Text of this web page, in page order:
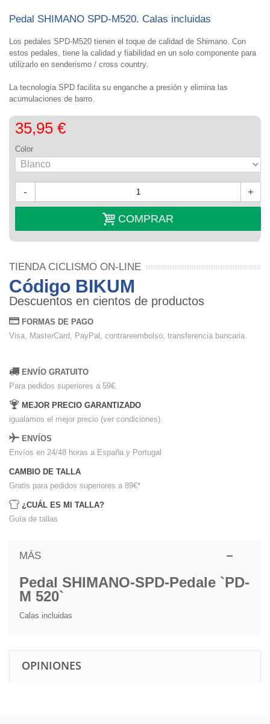
Pedal SHIMANO SPD-M520. Calas incluidas
Los pedales SPD-M520 tienen el toque de calidad de Shimano. Con
estos pedales, tiene la calidad y fiabilidad en un solo componente para
utilizarlo en senderismo / cross country.
La tecnología SPD facilita su enganche a presión y elimina las
acumulaciones de barro.
35,95 €
Color
- +
COMPRAR
TIENDA CICLISMO ON-LINE
Código BIKUM
Descuentos en cientos de productos
FORMAS DE PAGO
Visa, MasterCard, PayPal, contrareembolso, transferencia bancaria.
ENVÍO GRATUITO
Para pedidos superiores a 59€.
MEJOR PRECIO GARANTIZADO
igualamos el mejor precio (ver condiciones).
ENVÍOS
Envíos en 24/48 horas a España y Portugal
CAMBIO DE TALLA
Gratis para pedidos superiores a 89€*
¿CUÁL ES MI TALLA?
Guía de tallas
MÁS
Pedal SHIMANO-SPD-Pedale `PD-
M 520`
Calas incluidas
OPINIONES